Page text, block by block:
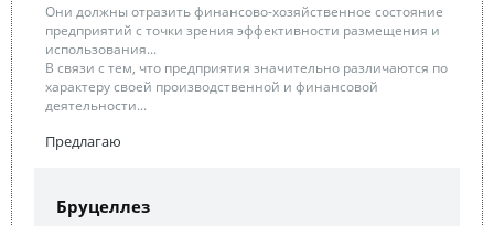
Они должны отразить финансово-хозяйственное состояние
предприятий с точки зрения эффективности размещения и
использования...
В связи с тем, что предприятия значительно различаются по
характеру своей производственной и финансовой
деятельности...
Предлагаю
Бруцеллез